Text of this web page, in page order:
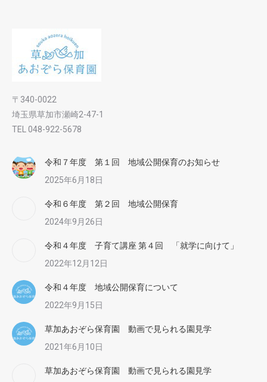
〒340-0022
埼玉県草加市瀬崎2-47-1
TEL 048-922-5678
令和７年度 第１回 地域公開保育のお知らせ
2025年6月18日
令和６年度 第２回 地域公開保育
2024年9月26日
令和４年度 子育て講座 第４回 「就学に向けて」
2022年12月12日
令和４年度 地域公開保育について
2022年9月15日
草加あおぞら保育園 動画で見られる園見学
2021年6月10日
草加あおぞら保育園 動画で見られる園見学